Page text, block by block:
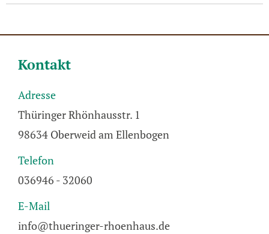
Kontakt
Adresse
Thüringer Rhönhausstr. 1
98634 Oberweid am Ellenbogen
Telefon
036946 - 32060
E-Mail
info@thueringer-rhoenhaus.de